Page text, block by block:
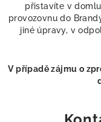
přistavíte v
provozovnu do
jiné úpravy, v
V případě zájmu o